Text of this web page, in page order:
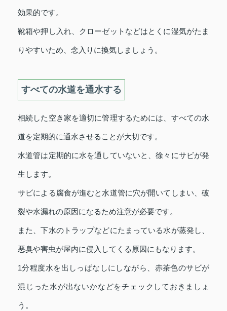
効果的です。
靴箱や押し入れ、クローゼットなどはとくに湿気がたま
りやすいため、念入りに換気しましょう。
すべての水道を通水する
相続した空き家を適切に管理するためには、すべての水
道を定期的に通水させることが大切です。
水道管は定期的に水を通していないと、徐々にサビが発
生します。
サビによる腐食が進むと水道管に穴が開いてしまい、破
裂や水漏れの原因になるため注意が必要です。
また、下水のトラップなどにたまっている水が蒸発し、
悪臭や害虫が屋内に侵入してくる原因にもなります。
1分程度水を出しっぱなしにしながら、赤茶色のサビが
混じった水が出ないかなどをチェックしておきましょ
う。